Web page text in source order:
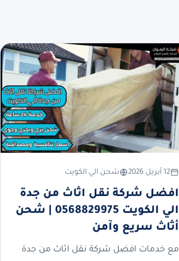
12 أبريل 2026 شحن الي الكويت
افضل شركة نقل اثاث من جدة
الي الكويت 0568829975 | شحن
أثاث سريع وآمن
مع خدمات افضل شركة نقل اثاث من جدة